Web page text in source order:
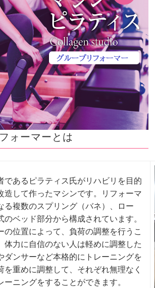
ォーマーとは
であるピラティス氏がリハビリを目的
造して作ったマシンです。リフォーマ
る複数のスプリング（バネ）、ロー
のベッド部分から構成されています。
の位置によって、負荷の調整を行うこ
体力に自信のない人は軽めに調整した
ダンサーなど本格的にトレーニングを
を重めに調整して、それぞれ無理なく
ーニングをすることができます。